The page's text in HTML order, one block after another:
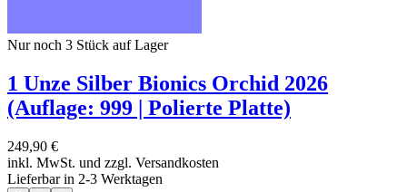
Nur noch 3 Stück auf Lager
1 Unze Silber Bionics Orchid 2026
(Auflage: 999 | Polierte Platte)
249,90 €
inkl. MwSt. und zzgl. Versandkosten
Lieferbar in 2-3 Werktagen